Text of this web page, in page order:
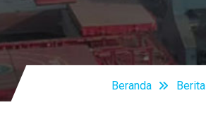
Beranda Berita